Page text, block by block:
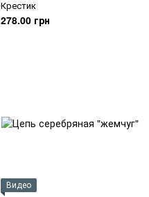
Крестик
278.00 грн
Видео